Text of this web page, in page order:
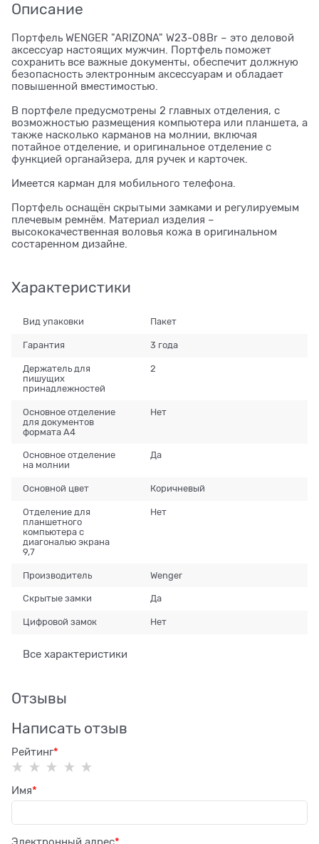
Описание
Портфель WENGER "ARIZONA" W23-08Br – это деловой
аксессуар настоящих мужчин. Портфель поможет
сохранить все важные документы, обеспечит должную
безопасность электронным аксессуарам и обладает
повышенной вместимостью.
В портфеле предусмотрены 2 главных отделения, с
возможностью размещения компьютера или планшета, а
также насколько карманов на молнии, включая
потайное отделение, и оригинальное отделение с
функцией органайзера, для ручек и карточек.
Имеется карман для мобильного телефона.
Портфель оснащён скрытыми замками и регулируемым
плечевым ремнём. Материал изделия –
высококачественная воловья кожа в оригинальном
состаренном дизайне.
Характеристики
Вид упаковки Пакет
Гарантия 3 года
Держатель для
пишущих
принадлежностей
2
Основное отделение
для документов
формата А4
Нет
Основное отделение
на молнии
Да
Основной цвет Коричневый
Отделение для
планшетного
компьютера с
диагональю экрана
9,7
Нет
Производитель Wenger
Скрытые замки Да
Цифровой замок Нет
Все характеристики
Отзывы
Написать отзыв
Рейтинг
Имя
Электронный адрес